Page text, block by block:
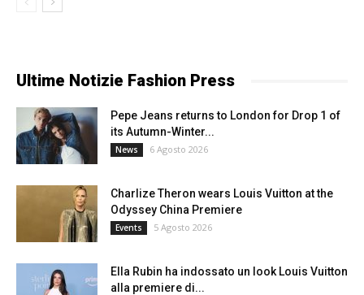
Ultime Notizie Fashion Press
Pepe Jeans returns to London for Drop 1 of
its Autumn-Winter...
News 6 Agosto 2026
Charlize Theron wears Louis Vuitton at the
Odyssey China Premiere
Events 5 Agosto 2026
Ella Rubin ha indossato un look Louis Vuitton
alla premiere di...